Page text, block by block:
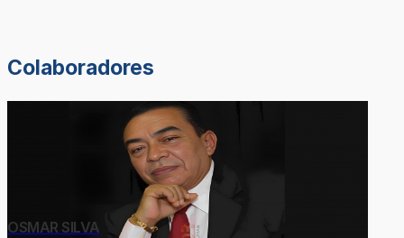
Colaboradores
OSMAR SILVA